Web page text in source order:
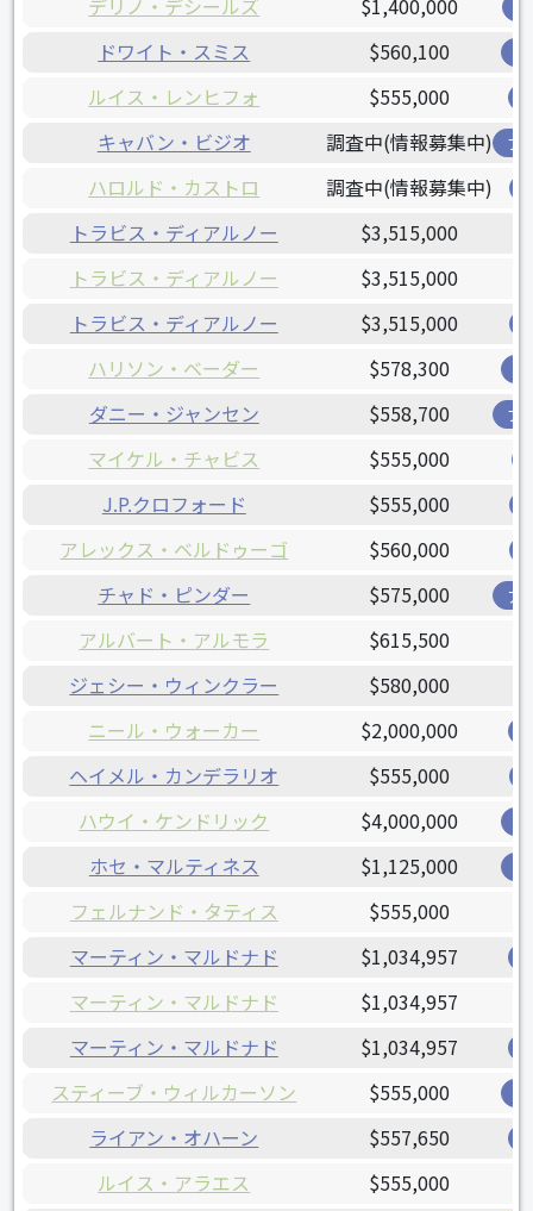
ドワイト・スミス $560,100
ルイス・レンヒフォ $555,000
キャバン・ビジオ 調査中(情報募集中) ブ
ハロルド・カストロ 調査中(情報募集中)
トラビス・ディアルノー
$3,515,000
トラビス・ディアルノー
$3,515,000
トラビス・ディアルノー
$3,515,000
ハリソン・ベーダー $578,300
ダニー・ジャンセン $558,700 ブ
マイケル・チャビス $555,000
J.P.クロフォード $555,000
アレックス・ベルドゥーゴ $560,000
チャド・ピンダー $575,000 ア
アルバート・アルモラ
$615,500
ジェシー・ウィンクラー
$580,000
ニール・ウォーカー
$2,000,000
ヘイメル・カンデラリオ $555,000
ハウイ・ケンドリック $4,000,000
ホセ・マルティネス $1,125,000
フェルナンド・タティス $555,000
マーティン・マルドナド $1,034,957
マーティン・マルドナド
$1,034,957
マーティン・マルドナド
$1,034,957
スティーブ・ウィルカーソン $555,000
ライアン・オハーン $557,650
ルイス・アラエス $555,000